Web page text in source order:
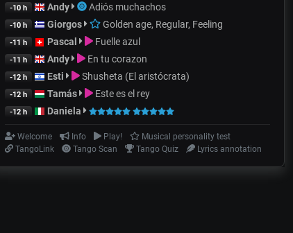
-10 h Andy Adiós muchachos
-10 h Giorgos Golden age, Regular, Feeling
-11 h Pascal Fuelle azul
-11 h Andy En tu corazon
-12 h Esti Shusheta (El aristócrata)
-12 h Tamás Este es el rey
-12 h Daniela
Welcome Info Play!
Musical personality test
TangoLink
Tango Scan Tango Quiz Lyrics annotation